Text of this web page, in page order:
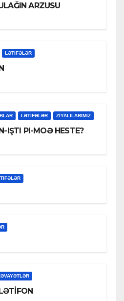
ARZUSU
LƏTIFƏLƏR
LƏTIFƏLƏR ZİYALILARIMIZ
IŞTI PI-MOƏ HESTE?